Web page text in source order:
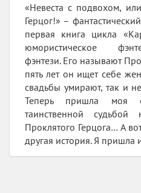
«Невеста с подвохом,
Герцог!» –
первая книга цикла
юмористическое
фэнтези. Его называют
пять лет он ищет себе
свадьбы умирают, так и
Теперь пришла моя
таинственной
Проклятого Герцога… А
другая история. Я пришла